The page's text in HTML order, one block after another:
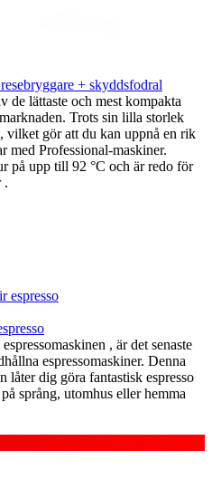
+ skyddsfodral
de lättaste och mest kompakta
Trots sin lilla storlek
vilket gör att du kan uppnå en rik
med Professional-maskiner.
på upp till 92 °C och är redo för
.
, är det senaste
espressomaskiner. Denna
låter dig göra fantastisk espresso
språng, utomhus eller hemma